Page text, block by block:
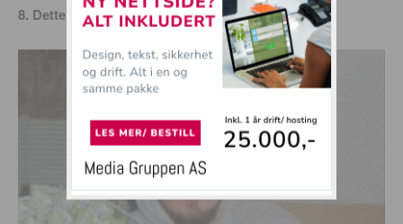
8. Dette er i alle fall total avsporing!